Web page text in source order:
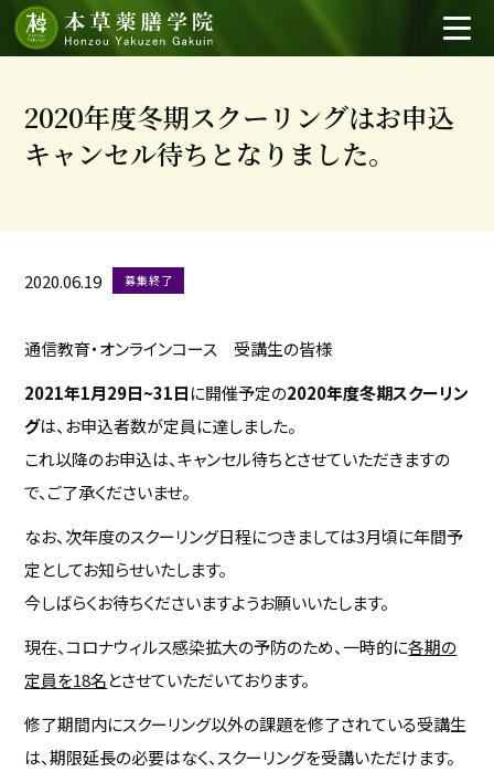
2020年度冬期スクーリングはお申込
キャンセル待ちとなりました。
2020.06.19 募集終了
通信教育・オンラインコース 受講生の皆様
2021年1月29日~31日に開催予定の2020年度冬期スクーリン
グは、お申込者数が定員に達しました。
これ以降のお申込は、キャンセル待ちとさせていただきますの
で、ご了承くださいませ。
なお、次年度のスクーリング日程につきましては3月頃に年間予
定としてお知らせいたします。
今しばらくお待ちくださいますようお願いいたします。
現在、コロナウィルス感染拡大の予防のため、一時的に各期の
定員を18名とさせていただいております。
修了期間内にスクーリング以外の課題を修了されている受講生
は、期限延長の必要はなく、スクーリングを受講いただけます。